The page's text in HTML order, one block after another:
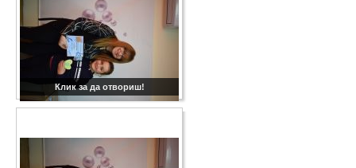
Клик за да отвориш!